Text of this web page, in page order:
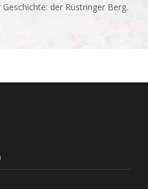
der Rüstringer Berg.